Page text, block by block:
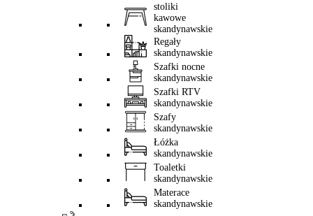
stoliki
kawowe
skandynawskie
Regały
skandynawskie
Szafki nocne
skandynawskie
Szafki RTV
skandynawskie
Szafy
skandynawskie
Łóżka
skandynawskie
Toaletki
skandynawskie
Materace
skandynawskie